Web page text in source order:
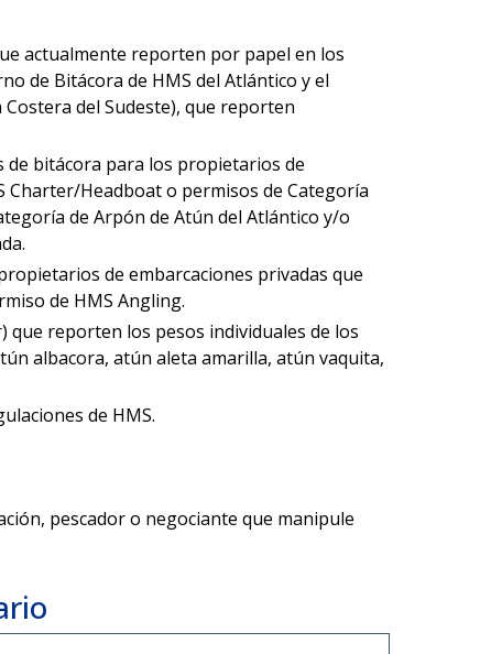
actualmente reporten por papel en los
de Bitácora de HMS del Atlántico y el
del Sudeste), que reporten
bitácora para los propietarios de
Charter/Headboat o permisos de Categoría
de Arpón de Atún del Atlántico y/o
de embarcaciones privadas que
de HMS Angling.
que reporten los pesos individuales de los
albacora, atún aleta amarilla, atún vaquita,
de HMS.
pescador o negociante que manipule